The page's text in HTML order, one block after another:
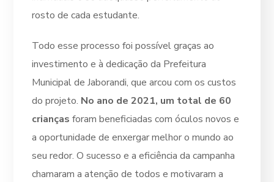
rosto de cada estudante.
Todo esse processo foi possível graças ao
investimento e à dedicação da Prefeitura
Municipal de Jaborandi, que arcou com os custos
do projeto. No ano de 2021, um total de 60
crianças foram beneficiadas com óculos novos e
a oportunidade de enxergar melhor o mundo ao
seu redor. O sucesso e a eficiência da campanha
chamaram a atenção de todos e motivaram a